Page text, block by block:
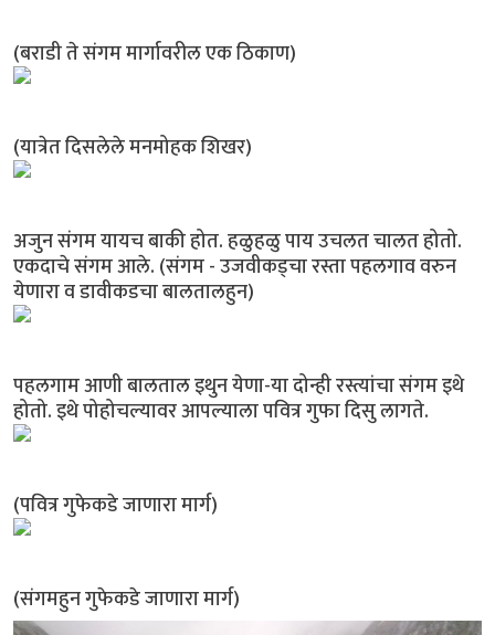
(बराडी ते संगम मार्गावरील एक ठिकाण)
(यात्रेत दिसलेले मनमोहक शिखर)
अजुन संगम यायच बाकी होत. हळुहळु पाय उचलत चालत होतो.
एकदाचे संगम आले. (संगम - उजवीकड्चा रस्ता पहलगाव वरुन
येणारा व डावीकडचा बालतालहुन)
पहलगाम आणी बालताल इथुन येणा-या दोन्ही रस्त्यांचा संगम इथे
होतो. इथे पोहोचल्यावर आपल्याला पवित्र गुफा दिसु लागते.
(पवित्र गुफेकडे जाणारा मार्ग)
(संगमहुन गुफेकडे जाणारा मार्ग)